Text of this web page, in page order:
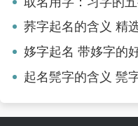
荞字起名的含义 精选
姼字起名 带姼字的
起名髨字的含义 髨